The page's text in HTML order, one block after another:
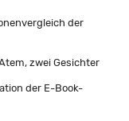
der
zwei Gesichter
der E-Book-